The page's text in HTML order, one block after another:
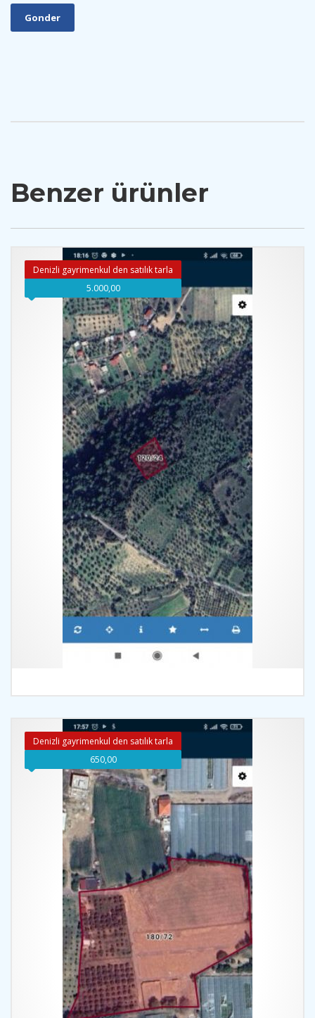
Gonder
Benzer ürünler
Denizli gayrimenkul den satılık tarla
5.000,00
Denizli gayrimenkul den satılık tarla
650,00